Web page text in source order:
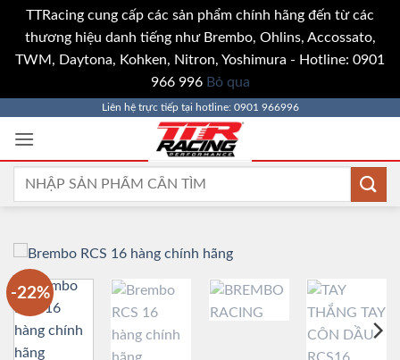
TTRacing cung cấp các sản phẩm chính hãng đến từ các
thương hiệu danh tiếng như Brembo, Ohlins, Accossato,
TWM, Daytona, Kohken, Nitron, Yoshimura - Hotline: 0901
966 996 Bỏ qua
qua
Liên hệ trực tiếp tại hotline: 0901 966996
Tìm
-22%